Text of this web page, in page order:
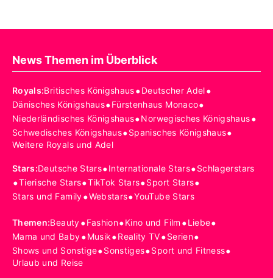
News Themen im Überblick
Royals:Britisches Königshaus•Deutscher Adel•
Dänisches Königshaus•Fürstenhaus Monaco•
Niederländisches Königshaus•Norwegisches Königshaus•
Schwedisches Königshaus•Spanisches Königshaus•
Weitere Royals und Adel
Stars:Deutsche Stars•Internationale Stars•Schlagerstars
•Tierische Stars•TikTok Stars•Sport Stars•
Stars und Family•Webstars•YouTube Stars
Themen:Beauty•Fashion•Kino und Film •Liebe•
Mama und Baby•Musik•Reality TV•Serien•
Shows und Sonstige•Sonstiges•Sport und Fitness•
Urlaub und Reise